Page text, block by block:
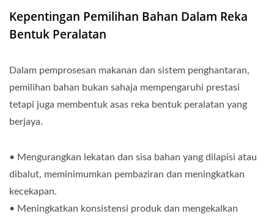
Kepentingan Pemilihan Bahan Dalam Reka
Bentuk Peralatan
Dalam pemprosesan makanan dan sistem penghantaran,
pemilihan bahan bukan sahaja mempengaruhi prestasi
tetapi juga membentuk asas reka bentuk peralatan yang
berjaya.
• Mengurangkan lekatan dan sisa bahan yang dilapisi atau
dibalut, meminimumkan pembaziran dan meningkatkan
kecekapan.
• Meningkatkan konsistensi produk dan mengekalkan